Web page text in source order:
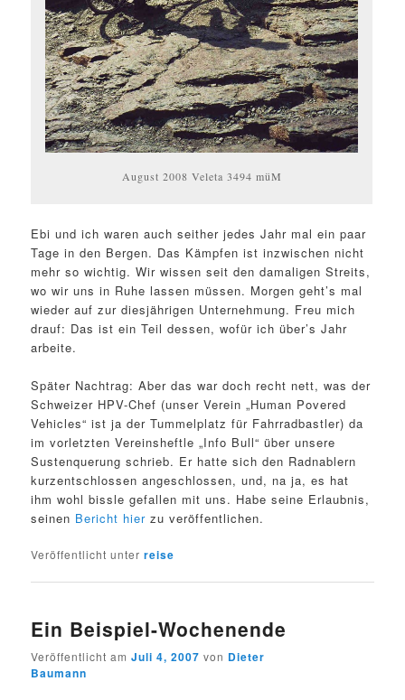
August 2008 Veleta 3494 müM
Ebi und ich waren auch seither jedes Jahr mal ein paar
Tage in den Bergen. Das Kämpfen ist inzwischen nicht
mehr so wichtig. Wir wissen seit den damaligen Streits,
wo wir uns in Ruhe lassen müssen. Morgen geht’s mal
wieder auf zur diesjährigen Unternehmung. Freu mich
drauf: Das ist ein Teil dessen, wofür ich über’s Jahr
arbeite.
Später Nachtrag: Aber das war doch recht nett, was der
Schweizer HPV-Chef (unser Verein „Human Povered
Vehicles“ ist ja der Tummelplatz für Fahrradbastler) da
im vorletzten Vereinsheftle „Info Bull“ über unsere
Sustenquerung schrieb. Er hatte sich den Radnablern
kurzentschlossen angeschlossen, und, na ja, es hat
ihm wohl bissle gefallen mit uns. Habe seine Erlaubnis,
seinen Bericht hier zu veröffentlichen.
Veröffentlicht unter reise
Ein Beispiel-Wochenende
Veröffentlicht amJuli 4, 2007 von Dieter
Baumann